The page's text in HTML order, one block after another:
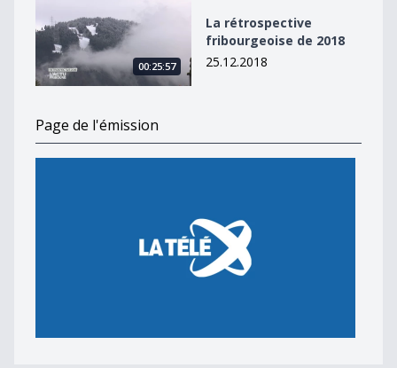
00:25:57
La rétrospective
fribourgeoise de 2018
25.12.2018
Page de l'émission